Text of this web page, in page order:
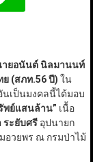
ยอนันต์ นิลมานนท์
(สภท.56ปี) ใน
นเป็นมงคลนี้ได้มอบ
พย์แสนล้าน” เนื้อ
ระยับศรีอุปนายก
อวยพร ณ กรมป่าไม้